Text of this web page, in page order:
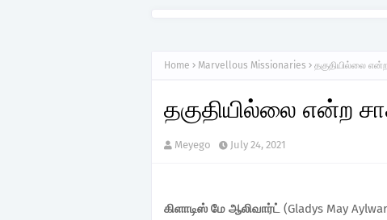
Home Marvellous Missionaries தகுதியில்லை
தகுதியில்லை என்ற
Meyego July 24, 2021
கிளாடிஸ் மே ஆலிவார்ட் (Gladys May